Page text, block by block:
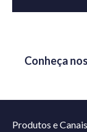
Conheça
Produtos e